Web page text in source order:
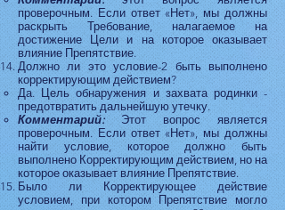
проверочным. Если ответ «Нет», мы должны
раскрыть Требование, налагаемое на
достижение Цели и на которое оказывает
влияние Препятствие.
Должно ли это условие-2 быть выполнено
корректирующим действием?
Да. Цель обнаружения и захвата родинки -
предотвратить дальнейшую утечку.
Комментарий:Этот вопрос является
проверочным. Если ответ «Нет», мы должны
найти условие, которое должно быть
выполнено Корректирующим действием, но на
которое оказывает влияние Препятствие.
Было ли Корректирующее действие
условием, при котором Препятствие могло